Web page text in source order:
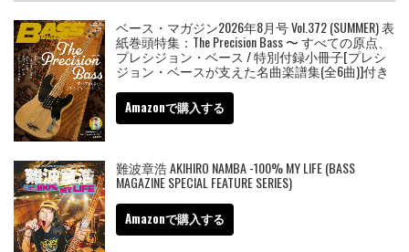
ベース・マガジン2026年8月号 Vol.372 (SUMMER) 表
紙巻頭特集：The Precision Bass 〜 すべての原点、
プレシジョン・ベース / 特別付録小冊子[プレシ
ジョン・ベースが支えた名曲楽譜集(全6曲)]付き
Amazonで購入する
難波章浩 AKIHIRO NAMBA -100% MY LIFE (BASS
MAGAZINE SPECIAL FEATURE SERIES)
Amazonで購入する